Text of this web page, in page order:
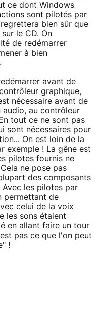
ce dont Windows
sont pilotés par
bien sûr que
le CD. On
de redémarrer
à bien
.
avant de
graphique,
nécessaire avant de
au contrôleur
tout ce ne sont pas
sont nécessaires pour
On est loin de la
exemple ! La gêne est
pilotes fournis ne
ne pose pas
des composants
Avec les pilotes par
permettant de
celui de la voix
les sons étaient
en allant faire un tour
pas ce que l'on peut
!